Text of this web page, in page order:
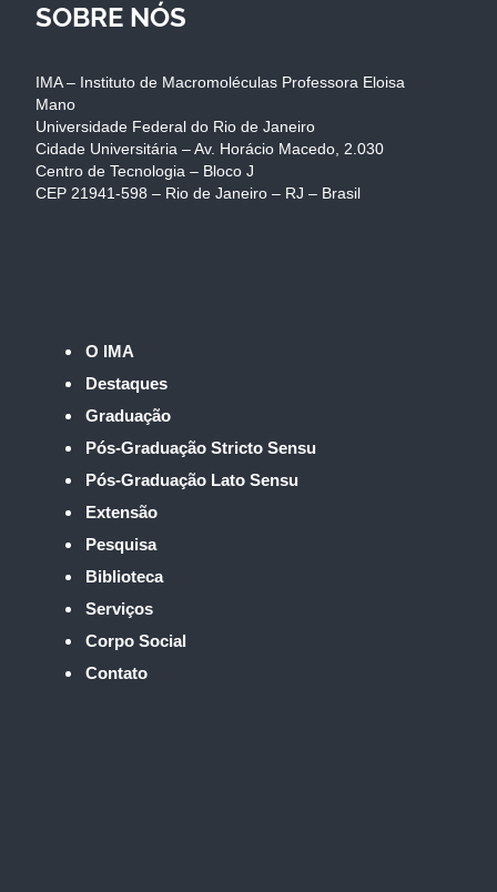
SOBRE NÓS
IMA – Instituto de Macromoléculas Professora Eloisa
Mano
Universidade Federal do Rio de Janeiro
Cidade Universitária – Av. Horácio Macedo, 2.030
Centro de Tecnologia – Bloco J
CEP 21941-598 – Rio de Janeiro – RJ – Brasil
O IMA
Destaques
Graduação
Pós-Graduação Stricto Sensu
Pós-Graduação Lato Sensu
Extensão
Pesquisa
Biblioteca
Serviços
Corpo Social
Contato